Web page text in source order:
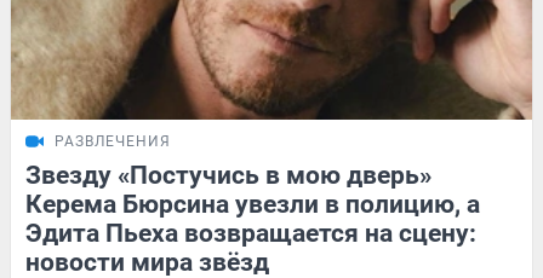
РАЗВЛЕЧЕНИЯ
Звезду «Постучись в мою дверь»
Керема Бюрсина увезли в полицию, а
Эдита Пьеха возвращается на сцену:
новости мира звёзд